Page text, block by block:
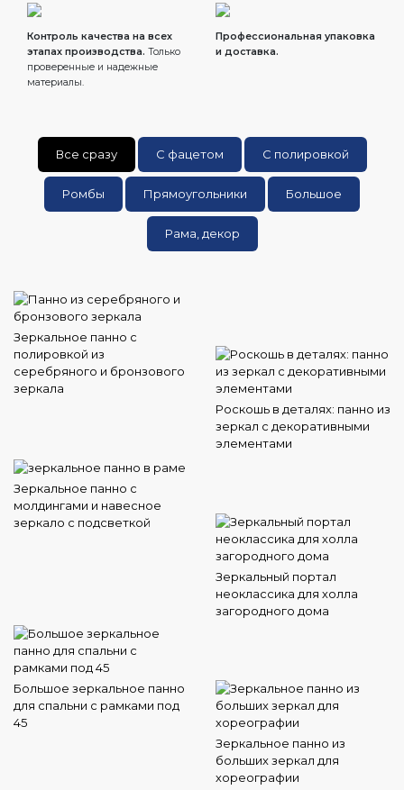
Контроль качества на всех
этапах производства. Только
проверенные и надежные
материалы.
Профессиональная упаковка
и доставка.
Все сразу С фацетом С полировкой
Ромбы Прямоугольники Большое
Рама, декор
Зеркальное панно с
полировкой из
серебряного и бронзового
зеркала
Роскошь в деталях: панно из
зеркал с декоративными
элементами
Зеркальное панно с
молдингами и навесное
зеркало с подсветкой
Зеркальный портал
неоклассика для холла
загородного дома
Большое зеркальное панно
для спальни с рамками под
45
Зеркальное панно из
больших зеркал для
хореографии